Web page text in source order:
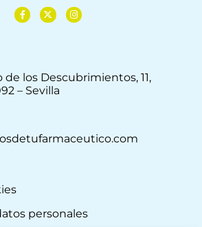
de los Descubrimientos, 11,
– Sevilla
personales